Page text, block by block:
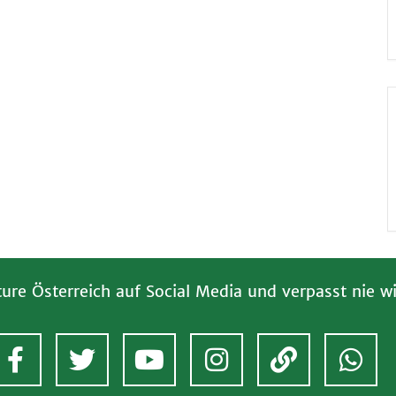
Österreich auf Social Media und verpasst nie